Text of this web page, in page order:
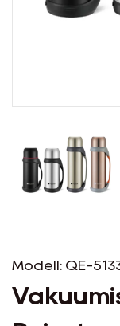
Modell: QE-